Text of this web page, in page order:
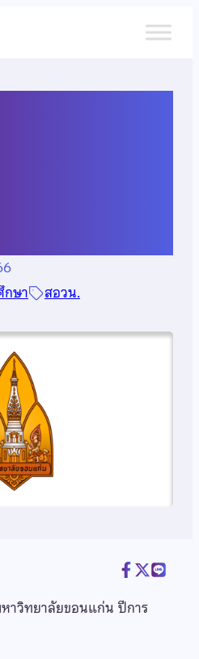
กษา
สอวน.
าวิทยาลัยขอนแก่น ปีการ